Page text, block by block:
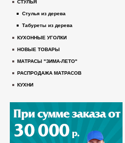
СТУЛЬЯ
Стулья из дерева
Табуреты из дерева
КУХОННЫЕ УГОЛКИ
НОВЫЕ ТОВАРЫ
МАТРАСЫ "ЗИМА-ЛЕТО"
РАСПРОДАЖА МАТРАСОВ
КУХНИ